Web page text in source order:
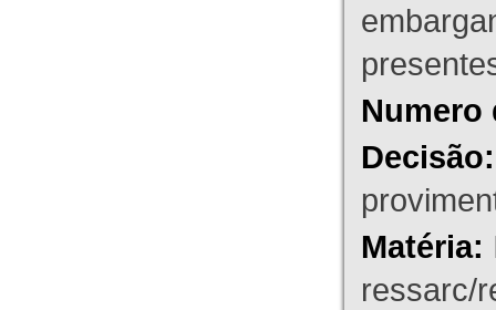
Numero
Decisão:
Matéria:
ressarc/